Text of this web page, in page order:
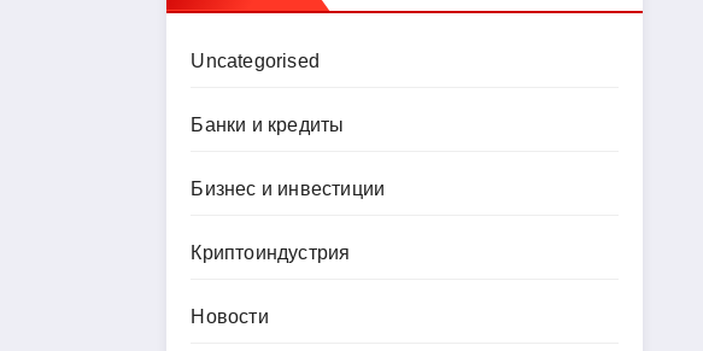
Uncategorised
Банки и кредиты
Бизнес и инвестиции
Криптоиндустрия
Новости